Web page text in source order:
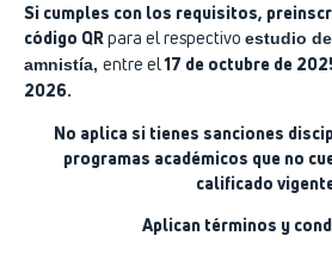
Si cumples con los requisitos,
código QRpara el respectivo estudio
amnistía, entre el17 de octubre de
2026.
No aplica si tienes sanciones
programas académicos que no
calificado
Aplican términos y